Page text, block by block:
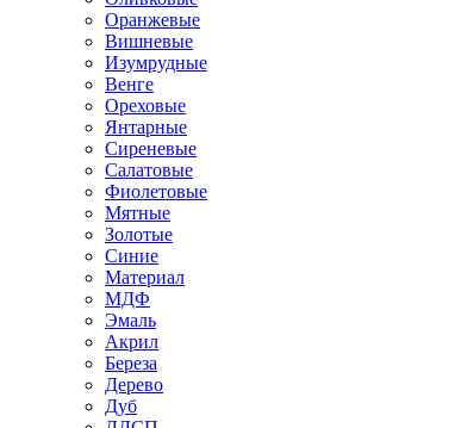
Оранжевые
Вишневые
Изумрудные
Венге
Ореховые
Янтарные
Сиреневые
Салатовые
Фиолетовые
Мятные
Золотые
Синие
Материал
МДФ
Эмаль
Акрил
Береза
Дерево
Дуб